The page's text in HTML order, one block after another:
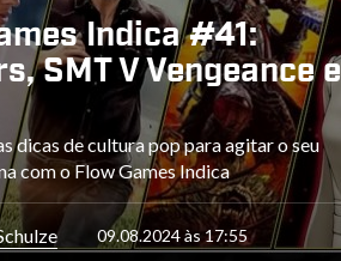
Indica #41:
SMT V Vengeance e
dicas de cultura pop para agitar o seu
com o Flow Games Indica
09.08.2024 às 17:55